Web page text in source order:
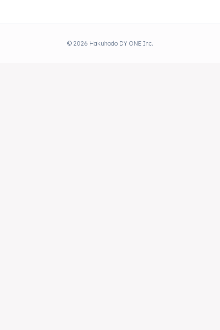
© 2026 Hakuhodo DY ONE Inc.